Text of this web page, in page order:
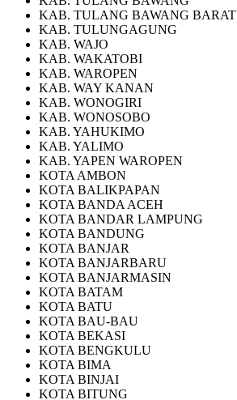
KAB. TULANG BAWANG BARAT
KAB. TULUNGAGUNG
KAB. WAJO
KAB. WAKATOBI
KAB. WAROPEN
KAB. WAY KANAN
KAB. WONOGIRI
KAB. WONOSOBO
KAB. YAHUKIMO
KAB. YALIMO
KAB. YAPEN WAROPEN
KOTA AMBON
KOTA BALIKPAPAN
KOTA BANDA ACEH
KOTA BANDAR LAMPUNG
KOTA BANDUNG
KOTA BANJAR
KOTA BANJARBARU
KOTA BANJARMASIN
KOTA BATAM
KOTA BATU
KOTA BAU-BAU
KOTA BEKASI
KOTA BENGKULU
KOTA BIMA
KOTA BINJAI
KOTA BITUNG